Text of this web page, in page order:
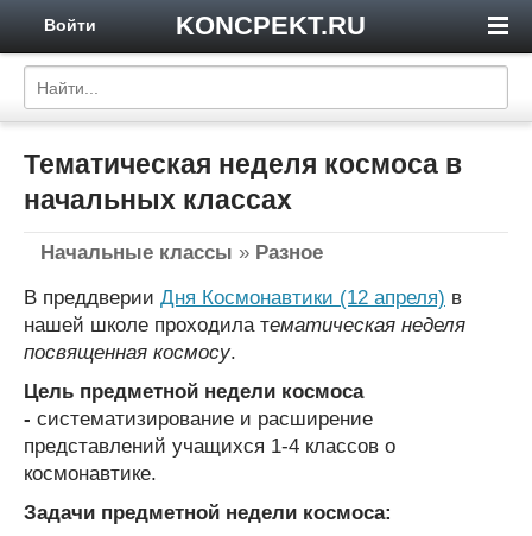
KONCPEKT.RU
Войти
Тематическая неделя космоса в
начальных классах
Начальные классы » Разное
В преддверии Дня Космонавтики (12 апреля) в
нашей школе проходила тематическая неделя
посвященная космосу.
Цель предметной недели космоса
- систематизирование и расширение
представлений учащихся 1-4 классов о
космонавтике.
Задачи предметной недели космоса: